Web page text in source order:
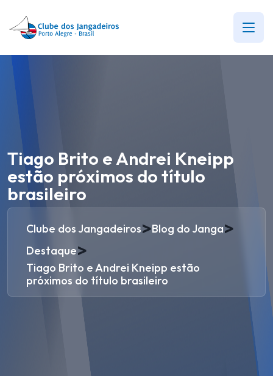
Tiago Brito e Andrei Kneipp
estão próximos do título
brasileiro
Clube dos Jangadeiros>Blog do Janga>
Destaque>
Tiago Brito e Andrei Kneipp estão
próximos do título brasileiro